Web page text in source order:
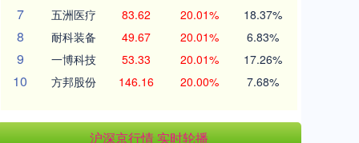
7 五洲医疗 83.62 20.01% 18.37%
8 耐科装备 49.67 20.01% 6.83%
9 一博科技 53.33 20.01% 17.26%
10 方邦股份 146.16 20.00% 7.68%
沪深京行情 实时轮播